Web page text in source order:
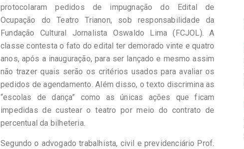
protocolaram pedidos de impugnação do Edital de
Ocupação do Teatro Trianon, sob responsabilidade da
Fundação Cultural Jornalista Oswaldo Lima (FCJOL). A
classe contesta o fato do edital ter demorado vinte e quatro
anos, após a inauguração, para ser lançado e mesmo assim
não trazer quais serão os critérios usados para avaliar os
pedidos de agendamento. Além disso, o texto discrimina as
“escolas de dança” como as únicas ações que ficam
impedidas de custear o teatro por meio do contrato de
percentual da bilheteria.
Segundo o advogado trabalhista, civil e previdenciário Prof.